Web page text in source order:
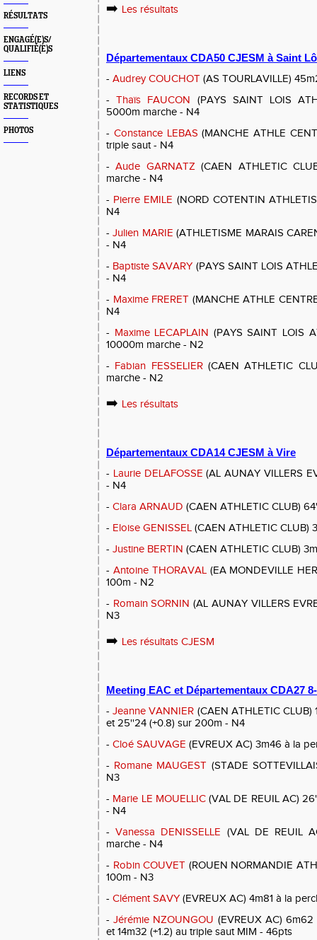
RÉSULTATS
ENGAGÉ(E)S/
QUALIFIÉ(E)S
LIENS
RECORDS ET
STATISTIQUES
PHOTOS
➡️ Les résultats
Départementaux CDA50 CJESM à Saint Lô
- Audrey COUCHOT (AS TOURLAVILLE)
-Thaïs FAUCON (PAYS SAINT LOIS
5000m marche - N4
- Constance LEBAS (MANCHE ATHLE
triple saut - N4
-Aude GARNATZ (CAEN ATHLETIC
marche - N4
- Pierre EMILE (NORD COTENTIN
N4
-Julien MARIE (ATHLETISME MARAIS
- N4
- Baptiste SAVARY (PAYS SAINT LOIS
- N4
- Maxime FRERET (MANCHE ATHLE
N4
- Maxime LECAPLAIN (PAYS SAINT LOIS
10000m marche - N2
- Fabian FESSELIER(CAEN ATHLETIC
marche - N2
➡️ Les résultats
Départementaux CDA14 CJESM à Vire
- Laurie DELAFOSSE (AL AUNAY VILLERS
- N4
- Clara ARNAUD (CAEN ATHLETIC CLUB)
- Eloise GENISSEL (CAEN ATHLETIC CLUB)
- Justine BERTIN (CAEN ATHLETIC CLUB)
- Antoine THORAVAL(EA MONDEVILLE
100m - N2
- Romain SORNIN (AL AUNAY VILLERS
N3
➡️ Les résultats CJESM
Meeting EAC et Départementaux CDA27
-Jeanne VANNIER (CAEN ATHLETIC CLUB)
et 25''24 (+0.8) sur 200m - N4
- Cloé SAUVAGE (EVREUX AC) 3m46 à la
- Romane MAUGEST (STADE
N3
- Marie LE MOUELLIC(VAL DE REUIL AC)
- N4
-Vanessa DENISSELLE (VAL DE REUIL
marche - N4
- Robin COUVET (ROUEN NORMANDIE
100m - N3
- Clément SAVY (EVREUX AC) 4m81 à la
-Jérémie NZOUNGOU (EVREUX AC)
et 14m32 (+1.2) au triple saut MIM - 46pts